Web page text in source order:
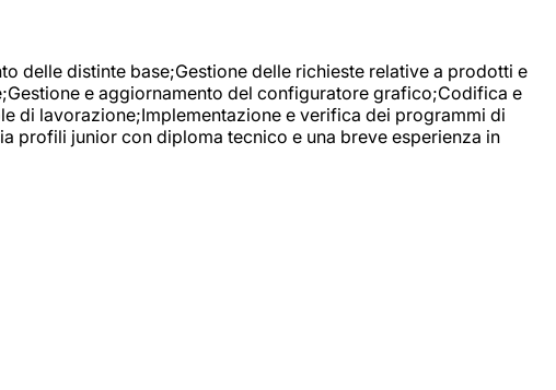
delle distinte base;Gestione delle richieste relative a prodotti e
e aggiornamento del configuratore grafico;Codifica e
di lavorazione;Implementazione e verifica dei programmi di
profili junior con diploma tecnico e una breve esperienza in